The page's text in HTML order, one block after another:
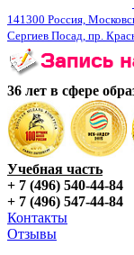
141300 Россия,
Сергиев Посад, пр.
36 лет в сфере
Учебная часть
+ 7 (496) 540-44-84
+ 7 (496) 547-44-84
Контакты
Отзывы